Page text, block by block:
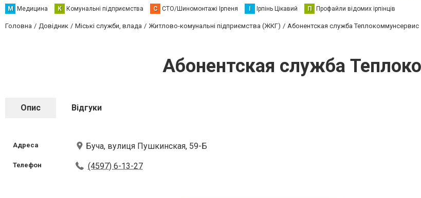
М Медицина К Комунальні підприємства С СТО/Шиномонтажі Ірпеня І Ірпінь Цікавий П Профайли відомих ірпінців
Головна Довідник Міські служби, влада Житлово-комунальні підприємства (ЖКГ) Абонентская служба Теплокоммунсервис
Абонентская служба
Опис Відгуки
Адреса Буча, вулиця Пушкинская, 59-Б
Телефон (4597) 6-13-27